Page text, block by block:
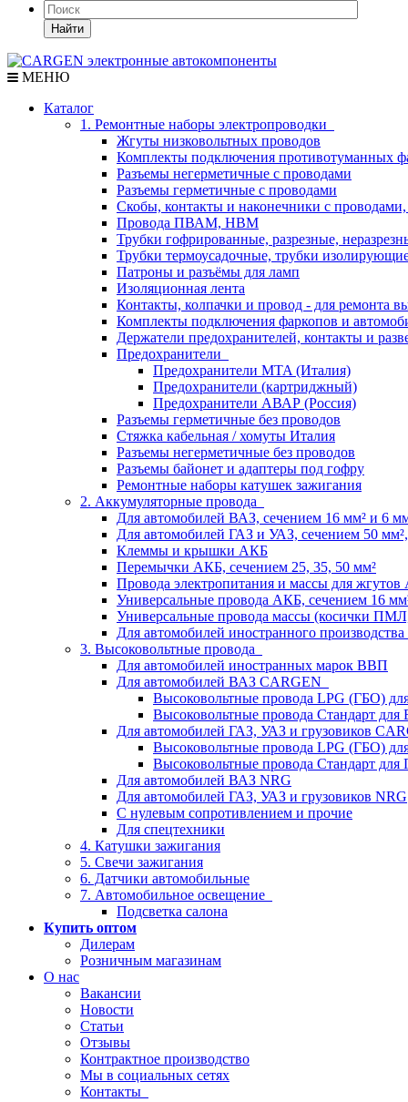
Найти
МЕНЮ
Каталог
1. Ремонтные наборы электропроводки
Жгуты низковольтных проводов
Комплекты подключения противотуманных
Разъемы негерметичные с проводами
Разъемы герметичные с проводами
Скобы, контакты и наконечники с проводами,
Провода ПВАМ, НВМ
Трубки гофрированные, разрезные,
Трубки термоусадочные, трубки
Патроны и разъёмы для ламп
Изоляционная лента
Контакты, колпачки и провод - для ремонта
Комплекты подключения фаркопов и
Держатели предохранителей, контакты и
Предохранители
Предохранители MTA (Италия)
Предохранители (картриджный)
Предохранители АВАР (Россия)
Разъемы герметичные без проводов
Стяжка кабельная / хомуты Италия
Разъемы негерметичные без проводов
Разъемы байонет и адаптеры под гофру
Ремонтные наборы катушек зажигания
2. Аккумуляторные провода
Для автомобилей ВАЗ, сечением 16 мм² и 6
Для автомобилей ГАЗ и УАЗ, сечением 50
Клеммы и крышки АКБ
Перемычки АКБ, сечением 25, 35, 50 мм²
Провода электропитания и массы для
Универсальные провода АКБ, сечением 16
Универсальные провода массы (косички
Для автомобилей иностранного
3. Высоковольтные провода
Для автомобилей иностранных марок ВВП
Для автомобилей ВАЗ CARGEN
Высоковольтные провода LPG (ГБО)
Высоковольтные провода Стандарт для
Для автомобилей ГАЗ, УАЗ и грузовиков
Высоковольтные провода LPG (ГБО)
Высоковольтные провода Стандарт для
Для автомобилей ВАЗ NRG
Для автомобилей ГАЗ, УАЗ и грузовиков NRG
С нулевым сопротивлением и прочие
Для спецтехники
4. Катушки зажигания
5. Свечи зажигания
6. Датчики автомобильные
7. Автомобильное освещение
Подсветка салона
Купить оптом
Дилерам
Розничным магазинам
О нас
Вакансии
Новости
Статьи
Отзывы
Контрактное производство
Мы в социальных сетях
Контакты